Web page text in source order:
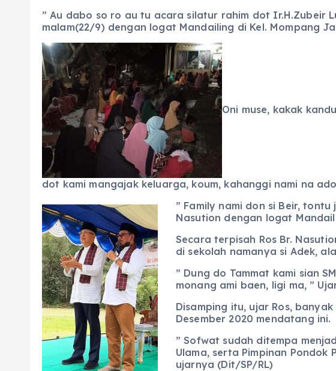
” Au dabo so ro au tu acara silatur rahim dot Ir.H.Zubeir
malam(22/9) dengan logat Mandailing di Kel. Mompang
Oni muse, kakak
dot kami mangajak keluarga, koum, kahanggi nami na
” Family nami don si Beir,
Nasution dengan logat
Secara terpisah Ros Br.
di sekolah namanya si Adek,
” Dung do Tammat kami sian
monang ami baen, ligi ma, ”
Disamping itu, ujar Ros,
Desember 2020 mendatang ini.
” Sofwat sudah ditempa
Ulama, serta Pimpinan Pondok
ujarnya (Dit/SP/RL)